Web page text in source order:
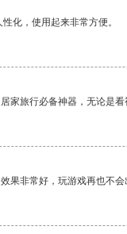
化，使用起来非常方便。
家旅行必备神器，无论是
果非常好，玩游戏再也不